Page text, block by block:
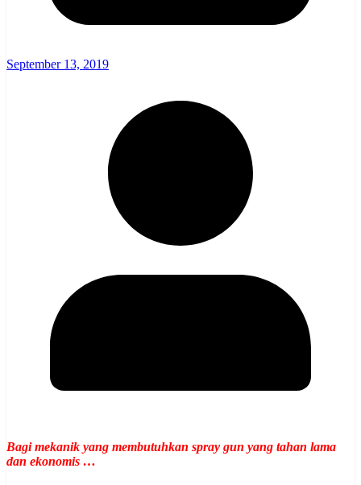
September 13, 2019
Bagi mekanik yang membutuhkan spray gun yang tahan lama
dan ekonomis …